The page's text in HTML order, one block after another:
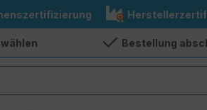
Bestellung